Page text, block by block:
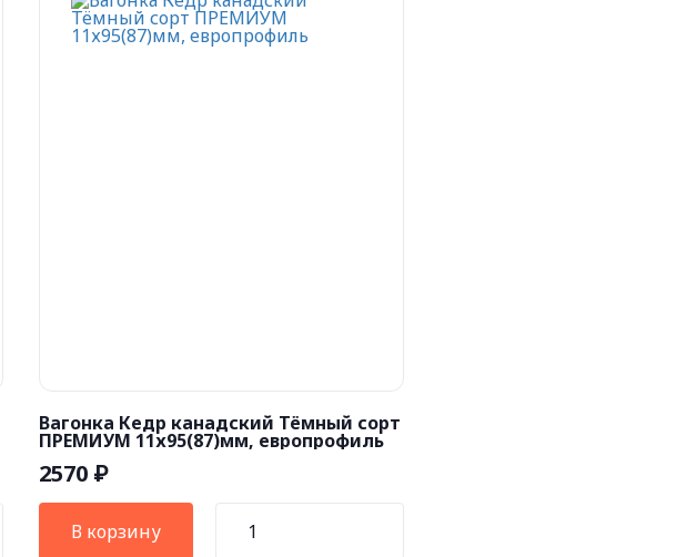
Вагонка Кедр канадский Тёмный сорт
ПРЕМИУМ 11х95(87)мм, европрофиль
2570 ₽
В корзину